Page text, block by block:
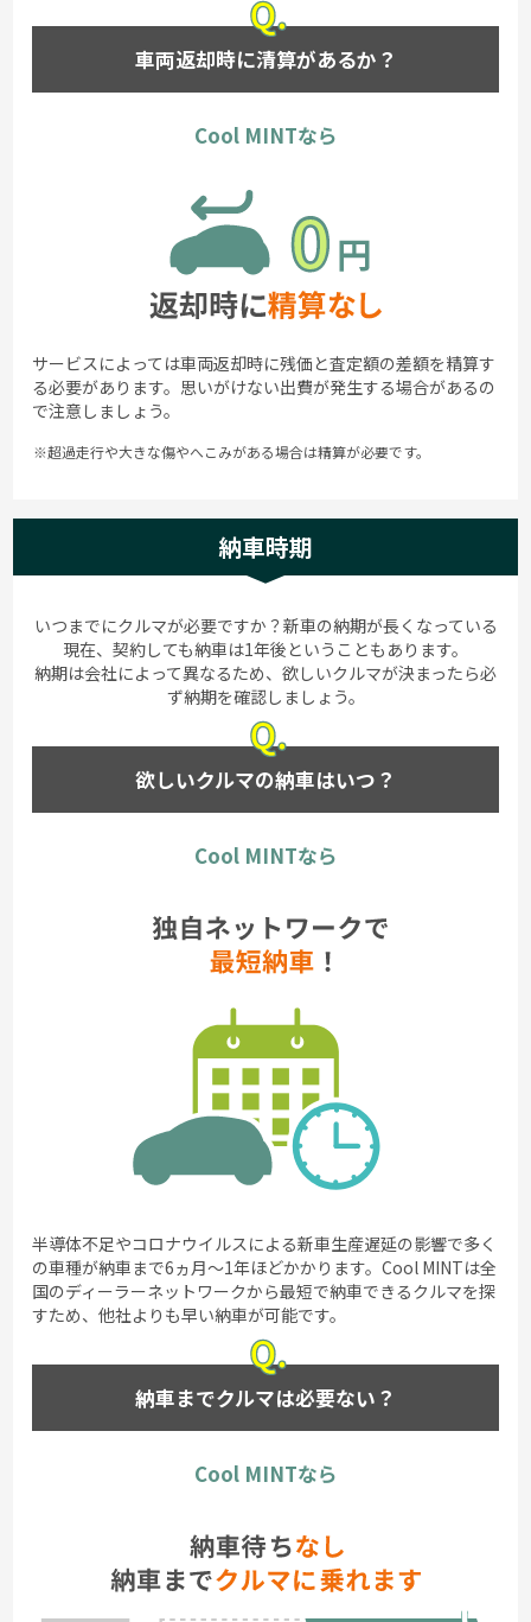
車両返却時に清算があるか？
Cool MINTなら
サービスによっては車両返却時に残価と査定額の差額を精算す
る必要があります。思いがけない出費が発生する場合があるの
で注意しましょう。
※超過走行や大きな傷やへこみがある場合は精算が必要です。
納車時期
いつまでにクルマが必要ですか？新車の納期が長くなっている
現在、契約しても納車は1年後ということもあります。
納期は会社によって異なるため、欲しいクルマが決まったら必
ず納期を確認しましょう。
欲しいクルマの納車はいつ？
Cool MINTなら
半導体不足やコロナウイルスによる新車生産遅延の影響で多く
の車種が納車まで6ヵ月～1年ほどかかります。Cool MINTは全
国のディーラーネットワークから最短で納車できるクルマを探
すため、他社よりも早い納車が可能です。
納車までクルマは必要ない？
Cool MINTなら